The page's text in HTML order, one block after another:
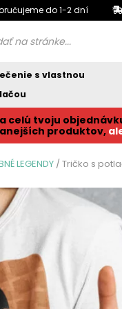
do 1-2 dní
s vlastnou
celú tvoju
produktov,
LEGENDY / Tričko s